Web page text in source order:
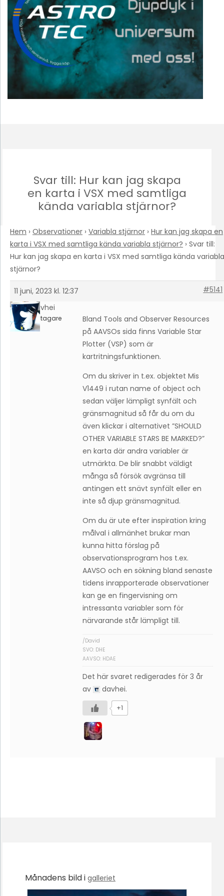
Svar till: Hur kan jag skapa
en karta i VSX med samtliga
kända variabla stjärnor?
Hem › Observationer › Variabla stjärnor › Hur kan jag skapa en
karta i VSX med samtliga kända variabla stjärnor? › Svar till:
Hur kan jag skapa en karta i VSX med samtliga kända variabla
stjärnor?
11 juni, 2023 kl. 12:37
#5141
davhei
Deltagare
Bland Tools and Observer Resources
på AAVSOs sida finns Variable Star
Plotter (VSP) som är
kartritningsfunktionen.
Om du skriver in t.ex. objektet Mis
V1449 i rutan name of object och
sedan väljer lämpligt synfält och
gränsmagnitud så får du om du
även klickar i alternativet ”SHOULD
OTHER VARIABLE STARS BE MARKED?”
en karta där andra variabler är
utmärkta. De blir snabbt väldigt
många så försök avgränsa till
antingen ett snävt synfält eller en
inte så djup gränsmagnitud.
Om du är ute efter inspiration kring
målval i allmänhet brukar man
kunna hitta förslag på
observationsprogram hos t.ex.
AAVSO och en sökning bland senaste
tidens inrapporterade observationer
kan ge en fingervisning om
intressanta variabler som för
närvarande står lämpligt till.
/David
SVO: DHE
AAVSO: HDAE
Det här svaret redigerades för 3 år
av
davhei.
+1
Månadens bild i galleriet